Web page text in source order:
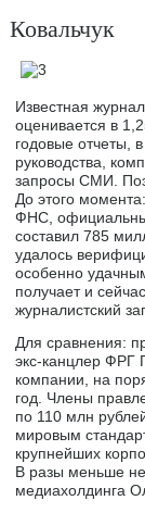
Ковальчук
Известная
оценивается в
годовые отчеты,
руководства,
запросы СМИ.
До этого
ФНС,
составил 785
удалось
особенно
получает и
журналистский
Для сравнения:
экс-канцлер ФРГ
компании, на
год. Члены
по 110 млн
мировым
крупнейших
В разы меньше
медиахолдинга